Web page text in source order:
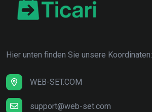
Hier unten finden Sie unsere Koordinaten:
WEB-SET.COM
support@web-set.com